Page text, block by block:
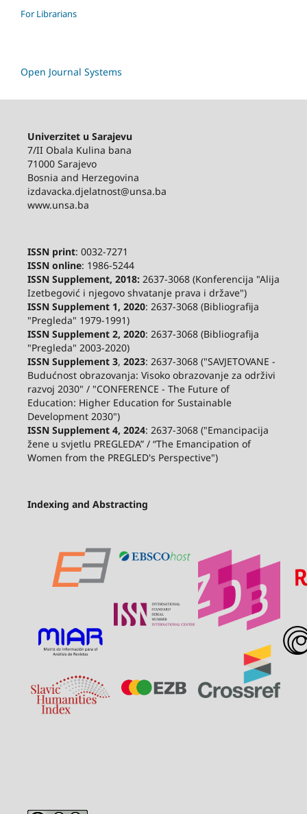
For Librarians
Open Journal Systems
Univerzitet u Sarajevu
7/II Obala Kulina bana
71000 Sarajevo
Bosnia and Herzegovina
izdavacka.djelatnost@unsa.ba
www.unsa.ba
ISSN print: 0032-7271
ISSN online: 1986-5244
ISSN Supplement, 2018:2637-3068 (Konferencija "Alija
Izetbegović i njegovo shvatanje prava i države")
ISSN Supplement 1, 2020: 2637-3068 (Bibliografija
"Pregleda" 1979-1991)
ISSN Supplement 2, 2020: 2637-3068 (Bibliografija
"Pregleda" 2003-2020)
ISSN Supplement 3, 2023: 2637-3068 ("SAVJETOVANE -
Budućnost obrazovanja: Visoko obrazovanje za održivi
razvoj 2030" / "CONFERENCE - The Future of
Education: Higher Education for Sustainable
Development 2030")
ISSN Supplement 4, 2024: 2637-3068 ("Emancipacija
žene u svjetlu PREGLEDA” / “The Emancipation of
Women from the PREGLED's Perspective")
Indexing and Abstracting